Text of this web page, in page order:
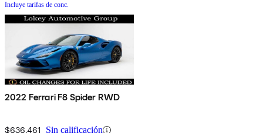
Incluye tarifas de conc.
2022 Ferrari F8 Spider RWD
$636,461 Sin calificación